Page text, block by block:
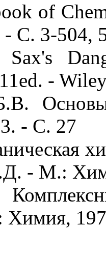
of
- С. 3-504,
-
Б.В.
- С. 27
- М.:
Химия,